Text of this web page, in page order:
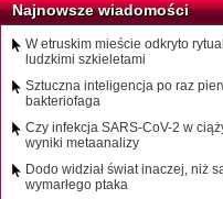
Najnowsze wiadomości
W etruskim mieście odkryto
ludzkimi szkieletami
Sztuczna inteligencja po raz
bakteriofaga
Czy infekcja SARS-CoV-2 w
wyniki metaanalizy
Dodo widział świat inaczej, niż
wymarłego ptaka